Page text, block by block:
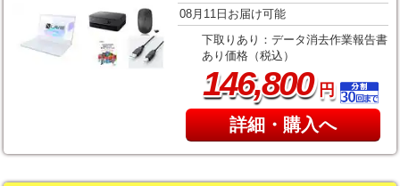
08月11日お届け可能
下取りあり：データ消去作業報告書
あり価格（税込）
146,800円
詳細・購入へ